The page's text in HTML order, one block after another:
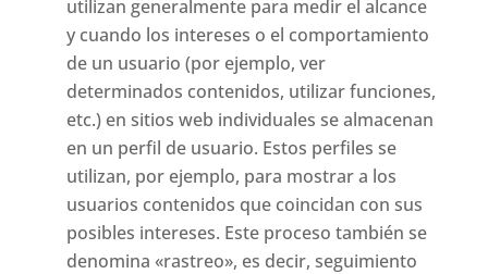
utilizan generalmente para medir el alcance
y cuando los intereses o el comportamiento
de un usuario (por ejemplo, ver
determinados contenidos, utilizar funciones,
etc.) en sitios web individuales se almacenan
en un perfil de usuario. Estos perfiles se
utilizan, por ejemplo, para mostrar a los
usuarios contenidos que coincidan con sus
posibles intereses. Este proceso también se
denomina «rastreo», es decir, seguimiento